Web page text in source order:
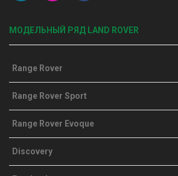
МОДЕЛЬНЫЙ РЯД LAND ROVER
Range Rover
Range Rover Sport
Range Rover Evoque
Discovery